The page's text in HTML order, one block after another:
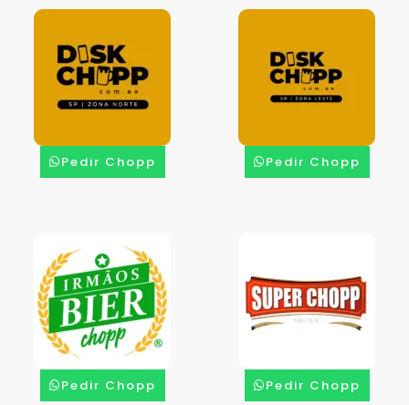
Pedir Chopp Pedir Chopp
Pedir Chopp Pedir Chopp